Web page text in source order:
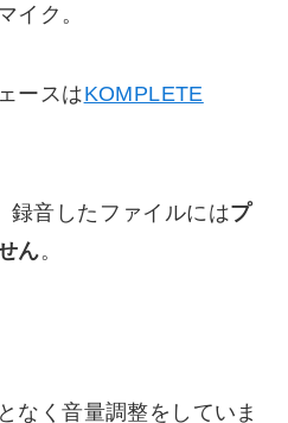
イク。
ースはKOMPLETE
録音したファイルにはプ
ん。
なく音量調整をしていま